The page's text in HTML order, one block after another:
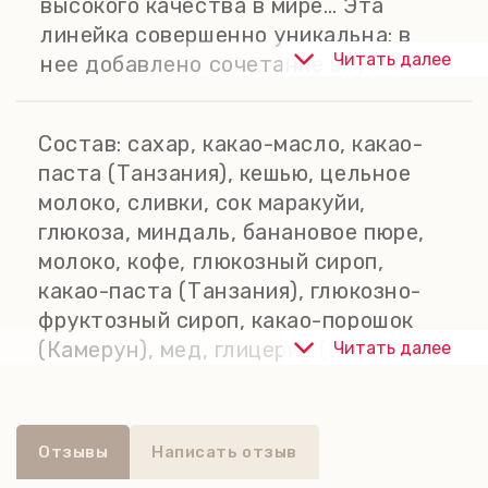
высокого качества в мире… Эта
линейка совершенно уникальна: в
нее добавлено сочетание вкусов,
В наборе - 20 трюфельных конфет с
5 разными вкусами:
- 75% Tanzania - шоколадный
трюфель с 75% какао из настоящих
танзанийских какао-бобов;
- Banana Nutmeg - шоколадный
трюфель с бананом и мускатным
орехом;
- Cashew Sea Salt - шоколадный
трюфель с кешью и морской солью;
Читать далее
Состав: сахар, какао-масло, какао-
паста (Танзания), кешью, цельное
молоко, сливки, сок маракуйи,
глюкоза, миндаль, банановое пюре,
молоко, кофе, глюкозный сироп,
какао-паста (Танзания), глюкозно-
фруктозный сироп, какао-порошок
(Камерун), мед, глицерин (E422),
крахмал, эмульгатор: соевый
Читать далее
Отзывы Написать отзыв